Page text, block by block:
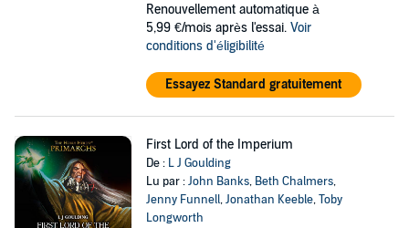
Renouvellement automatique à
5,99 €/mois après l'essai. Voir
conditions d'éligibilité
Essayez Standard gratuitement
First Lord of the Imperium
De : L J Goulding
Lu par :John Banks, Beth Chalmers,
Jenny Funnell,Jonathan Keeble,Toby
Longworth